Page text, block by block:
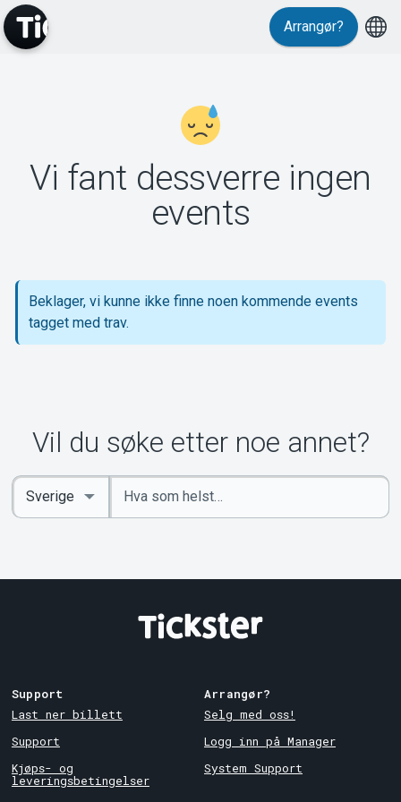
Support
Om Tickster
Arrangør?
Vi fant dessverre ingen
events
Beklager, vi kunne ikke finne noen kommende events
tagget med trav.
Vil du søke etter noe annet?
Angi
nøkkelord
Select
Country
Support
Last ner billett
Support
Kjøps- og
leveringsbetingelser
Arrangør?
Selg med oss!
Logg inn på Manager
System Support